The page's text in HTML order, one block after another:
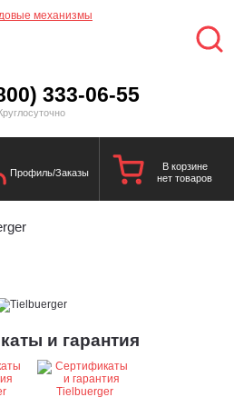
333-06-55
Профиль/Заказы
В корзине
нет товаров
и гарантия